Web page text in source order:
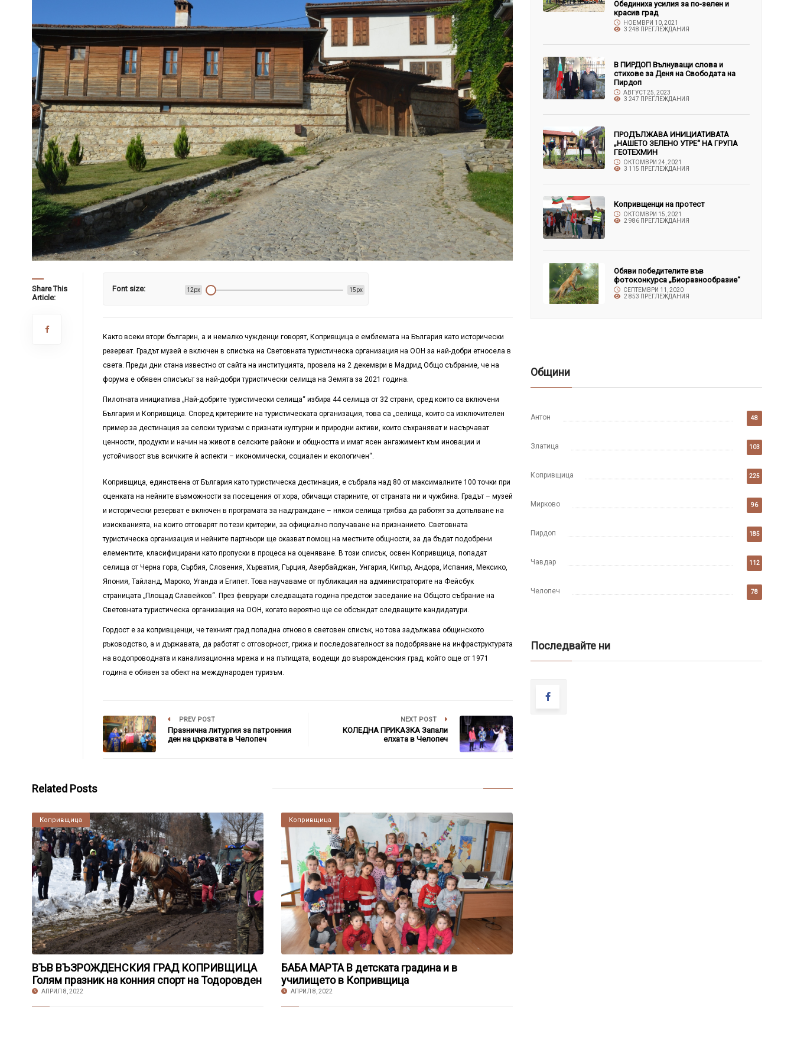
Share This
Article:
Font size: 12px 15px
Както всеки втори българин, а и немалко чужденци говорят, Копривщица е емблемата на България като исторически
резерват. Градът музей е включен в списъка на Световната туристическа организация на ООН за най-добри етносела в
света. Преди дни стана известно от сайта на институцията, провела на 2 декември в Мадрид Общо събрание, че на
форума е обявен списъкът за най-добри туристически селища на Земята за 2021 година.
Пилотната инициатива „Най-добрите туристически селища“ избира 44 селища от 32 страни, сред които са включени
България и Копривщица. Според критериите на туристическата организация, това са „селища, които са изключителен
пример за дестинация за селски туризъм с признати културни и природни активи, които съхраняват и насърчават
ценности, продукти и начин на живот в селските райони и общността и имат ясен ангажимент към иновации и
устойчивост във всичките ѝ аспекти – икономически, социален и екологичен“.
Копривщица, единствена от България като туристическа дестинация, е събрала над 80 от максималните 100 точки при
оценката на нейните възможности за посещения от хора, обичащи старините, от страната ни и чужбина. Градът – музей
и исторически резерват е включен в програмата за надграждане – някои селища трябва да работят за допълване на
изискванията, на които отговарят по тези критерии, за официално получаване на признанието. Световната
туристическа организация и нейните партньори ще оказват помощ на местните общности, за да бъдат подобрени
елементите, класифицирани като пропуски в процеса на оценяване. В този списък, освен Копривщица, попадат
селища от Черна гора, Сърбия, Словения, Хърватия, Гърция, Азербайджан, Унгария, Кипър, Андора, Испания, Мексико,
Япония, Тайланд, Мароко, Уганда и Египет. Това научаваме от публикация на администраторите на Фейсбук
страницата „Площад Славейков“. През февруари следващата година предстои заседание на Общото събрание на
Световната туристическа организация на ООН, когато вероятно ще се обсъждат следващите кандидатури.
Гордост е за копривщенци, че техният град попадна отново в световен списък, но това задължава общинското
ръководство, а и държавата, да работят с отговорност, грижа и последователност за подобряване на инфраструктурата
на водопроводната и канализационна мрежа и на пътищата, водещи до възрожденския град, който още от 1971
година е обявен за обект на международен туризъм.
PREV POST
Празнична литургия за патронния
ден на църквата в Челопеч
NEXT POST
КОЛЕДНА ПРИКАЗКА Запали
елхата в Челопеч
Related Posts
Копривщица
ВЪВ ВЪЗРОЖДЕНСКИЯ ГРАД КОПРИВЩИЦА
Голям празник на конния спорт на Тодоровден
АПРИЛ 8, 2022
Копривщица
БАБА МАРТА В детската градина и в
училището в Копривщица
АПРИЛ 8, 2022
Обединиха усилия за по-зелен и
красив град
НОЕМВРИ 10, 2021
3 248 ПРЕГЛЕЖДАНИЯ
В ПИРДОП Вълнуващи слова и
стихове за Деня на Свободата на
Пирдоп
АВГУСТ 25, 2023
3 247 ПРЕГЛЕЖДАНИЯ
ПРОДЪЛЖАВА ИНИЦИАТИВАТА
„НАШЕТО ЗЕЛЕНО УТРЕ“ НА ГРУПА
ГЕОТЕХМИН
ОКТОМВРИ 24, 2021
3 115 ПРЕГЛЕЖДАНИЯ
Копривщенци на протест
ОКТОМВРИ 15, 2021
2 986 ПРЕГЛЕЖДАНИЯ
Обяви победителите във
фотоконкурса „Биоразнообразие“
СЕПТЕМВРИ 11, 2020
2 853 ПРЕГЛЕЖДАНИЯ
Общини
Антон 48
Златица 103
Копривщица 225
Мирково 96
Пирдоп 185
Чавдар 112
Челопеч 78
Последвайте ни